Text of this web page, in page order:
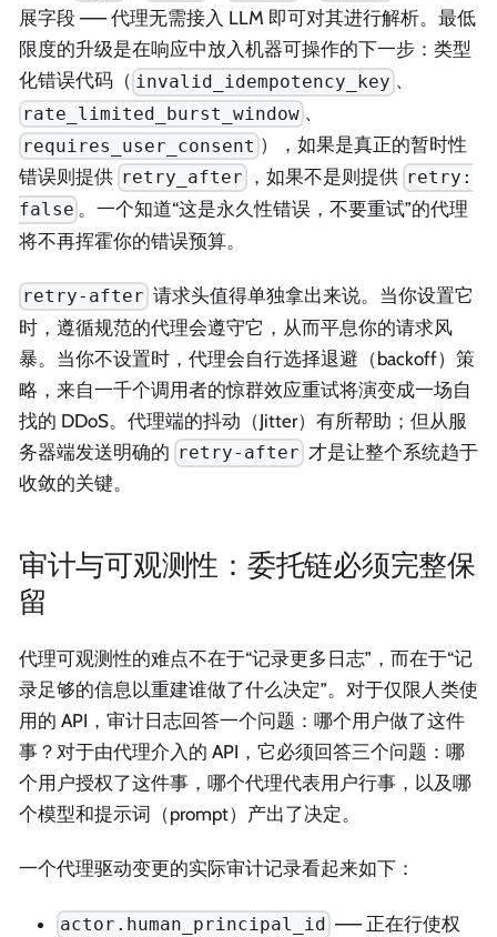
展字段 —— 代理无需接入 LLM 即可对其进行解析。最低
限度的升级是在响应中放入机器可操作的下一步：类型
化错误代码（ invalid_idempotency_key 、
rate_limited_burst_window 、
requires_user_consent ），如果是真正的暂时性
错误则提供 retry_after ，如果不是则提供 retry:
false 。一个知道“这是永久性错误，不要重试”的代理
将不再挥霍你的错误预算。
retry-after 请求头值得单独拿出来说。当你设置它
时，遵循规范的代理会遵守它，从而平息你的请求风
暴。当你不设置时，代理会自行选择退避（backoff）策
略，来自一千个调用者的惊群效应重试将演变成一场自
找的 DDoS。代理端的抖动（Jitter）有所帮助；但从服
务器端发送明确的 retry-after 才是让整个系统趋于
收敛的关键。
审计与可观测性：委托链必须完整保
留
代理可观测性的难点不在于“记录更多日志”，而在于“记
录足够的信息以重建谁做了什么决定”。对于仅限人类使
用的 API，审计日志回答一个问题：哪个用户做了这件
事？对于由代理介入的 API，它必须回答三个问题：哪
个用户授权了这件事，哪个代理代表用户行事，以及哪
个模型和提示词（prompt）产出了决定。
一个代理驱动变更的实际审计记录看起来如下：
actor.human_principal_id —— 正在行使权